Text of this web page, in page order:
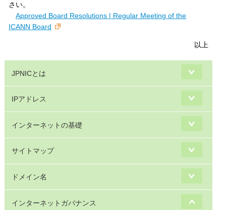
さい。
Approved Board Resolutions | Regular Meeting of the
ICANN Board
以上
JPNICとは
IPアドレス
インターネットの基礎
サイトマップ
ドメイン名
インターネットガバナンス